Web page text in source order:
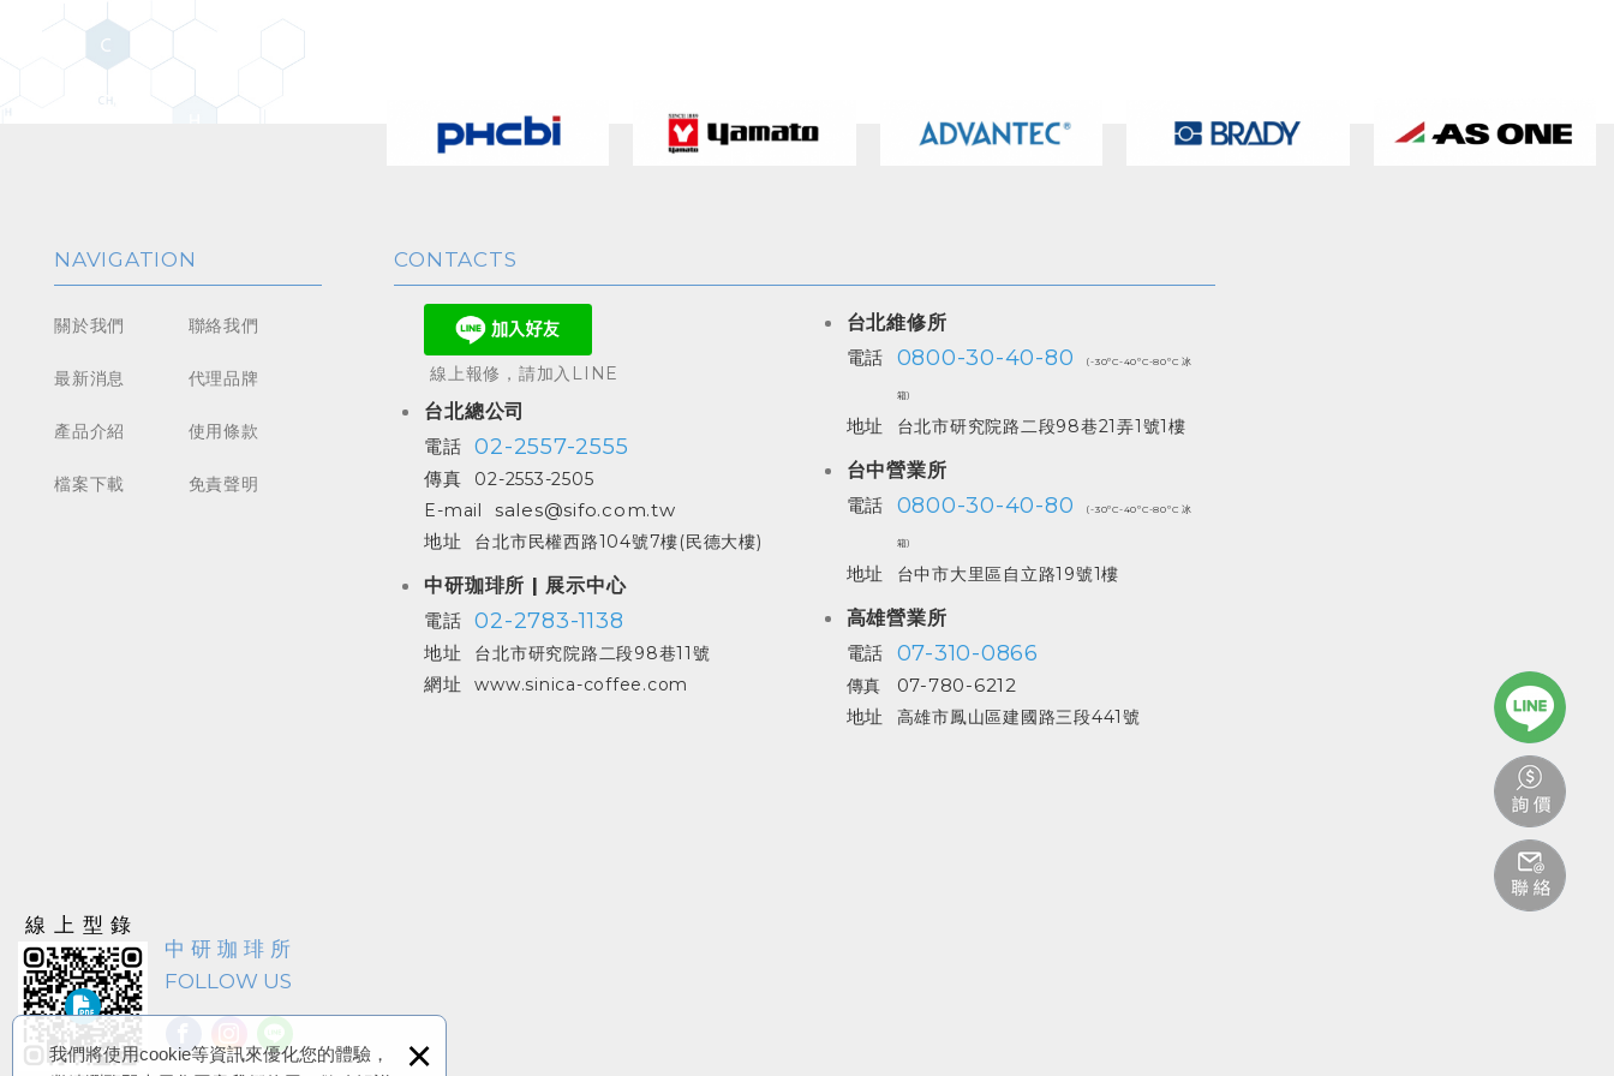
我們將使用cookie等資訊來優化您的體驗，
×
NAVIGATION
關於我們
最新消息
產品介紹
檔案下載
聯絡我們
代理品牌
使用條款
免責聲明
CONTACTS
線上報修，請加入LINE
台北總公司
電話 02-2557-2555
傳真
02-2553-2505
E-mail
sales@sifo.com.tw
地址
台北市民權西路104號7樓(民德大樓)
中研珈琲所 | 展示中心
電話 02-2783-1138
地址 台北市研究院路二段98巷11號
網址 www.sinica-coffee.com
台北維修所
電話
0800-30-40-80 (-30ºC-40ºC-80ºC 冰
箱)
地址 台北市研究院路二段98巷21弄1號1樓
台中營業所
電話
0800-30-40-80 (-30ºC-40ºC-80ºC 冰
箱)
地址 台中市大里區自立路19號1樓
高雄營業所
電話
07-310-0866
傳真
07-780-6212
地址
高雄市鳳山區建國路三段441號
線上型錄
中研珈琲所
FOLLOW US